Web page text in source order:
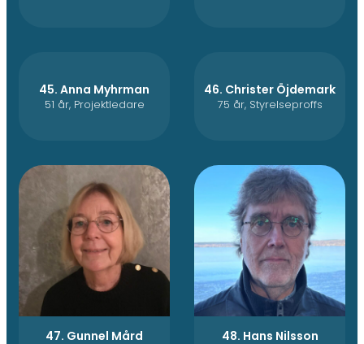
45. Anna Myhrman
51 år, Projektledare
46. Christer Öjdemark
75 år, Styrelseproffs
47. Gunnel Mård 48. Hans Nilsson